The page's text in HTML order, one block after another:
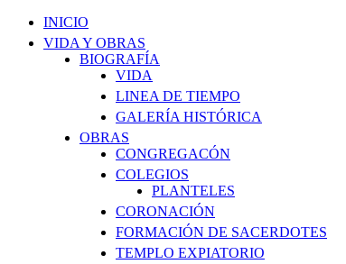
INICIO
VIDA Y OBRAS
BIOGRAFÍA
VIDA
LINEA DE TIEMPO
GALERÍA HISTÓRICA
OBRAS
CONGREGACÓN
COLEGIOS
PLANTELES
CORONACIÓN
FORMACIÓN DE SACERDOTES
TEMPLO EXPIATORIO